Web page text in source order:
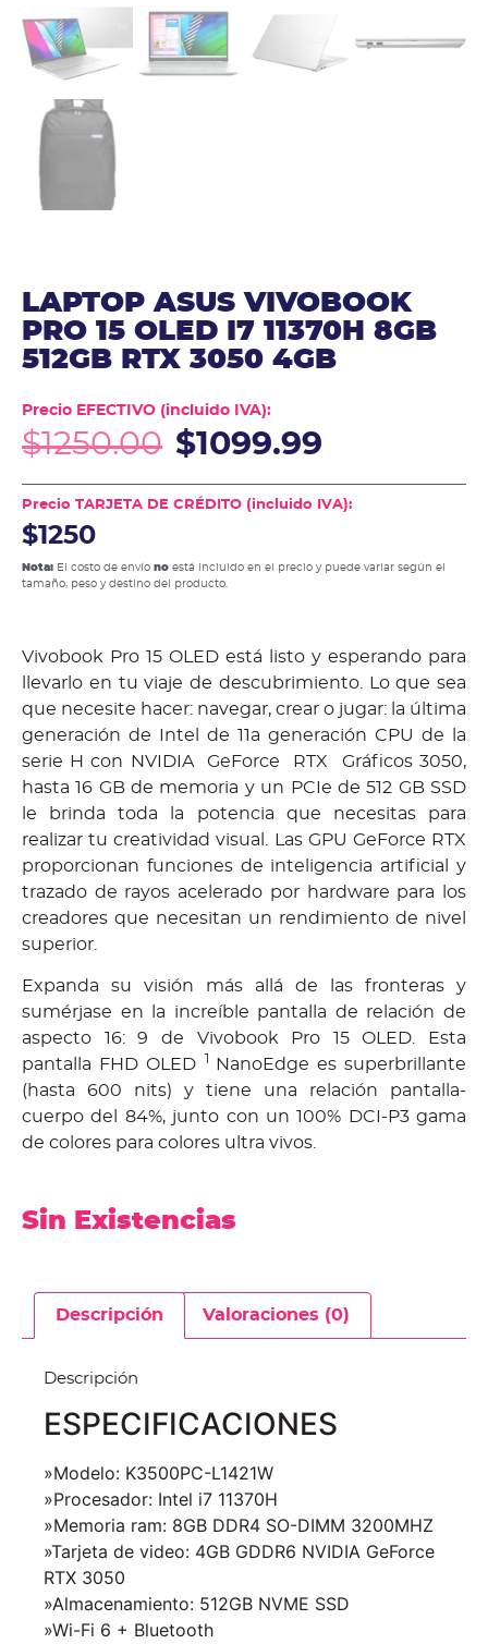
LAPTOP ASUS VIVOBOOK
PRO 15 OLED I7 11370H 8GB
512GB RTX 3050 4GB
Precio EFECTIVO (incluido IVA):
$1250.00 $1099.99
Precio TARJETA DE CRÉDITO (incluido IVA):
$1250
Nota: El costo de envío no está incluido en el precio y puede variar según el
tamaño, peso y destino del producto.
Vivobook Pro 15 OLED está listo y esperando para
llevarlo en tu viaje de descubrimiento. Lo que sea
que necesite hacer: navegar, crear o jugar: la última
generación de Intel de 11a generación CPU de la
serie H con NVIDIA GeForce RTX Gráficos 3050,
hasta 16 GB de memoria y un PCIe de 512 GB SSD
le brinda toda la potencia que necesitas para
realizar tu creatividad visual. Las GPU GeForce RTX
proporcionan funciones de inteligencia artificial y
trazado de rayos acelerado por hardware para los
creadores que necesitan un rendimiento de nivel
superior.
Expanda su visión más allá de las fronteras y
sumérjase en la increíble pantalla de relación de
aspecto 16: 9 de Vivobook Pro 15 OLED. Esta
pantalla FHD OLED
1
NanoEdge es superbrillante
(hasta 600 nits) y tiene una relación pantalla-
cuerpo del 84%, junto con un 100% DCI-P3 gama
de colores para colores ultra vivos.
Sin Existencias
Descripción Valoraciones (0)
Descripción
ESPECIFICACIONES
»Modelo: K3500PC-L1421W
»Procesador: Intel i7 11370H
»Memoria ram: 8GB DDR4 SO-DIMM 3200MHZ
»Tarjeta de video: 4GB GDDR6 NVIDIA GeForce
RTX 3050
»Almacenamiento: 512GB NVME SSD
»Wi-Fi 6 + Bluetooth